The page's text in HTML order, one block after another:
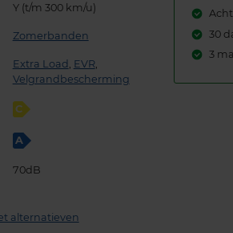
Y (t/m 300 km/u)
Zomerbanden
Extra Load , EVR,
Velgrandbescherming
C
A
70dB
alternatieven
30
3